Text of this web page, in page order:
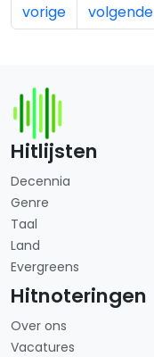
vorige
volgende
Hitlijsten
Decennia
Genre
Taal
Land
Evergreens
Hitnoteringen
Over ons
Vacatures